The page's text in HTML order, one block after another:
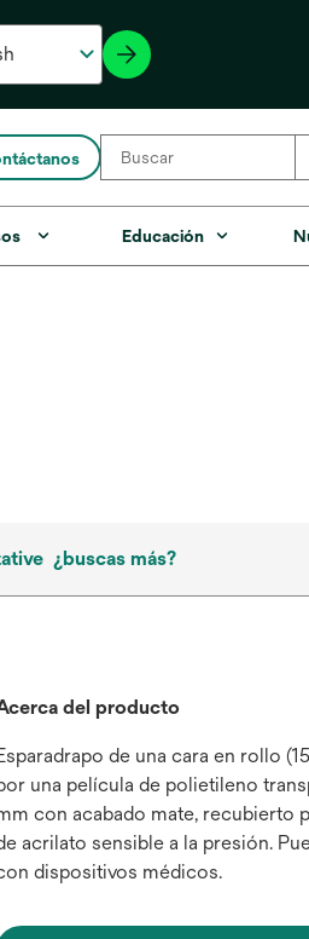
Educación
¿buscas más?
del producto
de una cara en rollo
una película de polietileno
con acabado mate, recubierto
acrilato sensible a la presión.
dispositivos médicos.